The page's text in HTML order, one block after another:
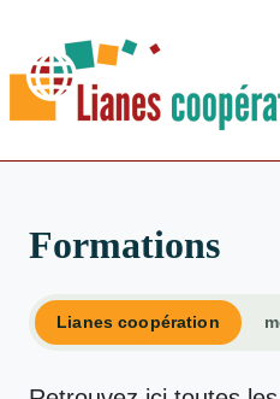
Formations
Lianes coopération